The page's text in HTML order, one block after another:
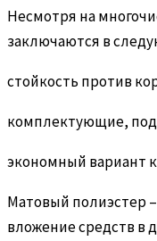
Несмотря на
заключаются в
стойкость против
комплектующие,
экономный вариант
Матовый полиэстер
вложение средств в